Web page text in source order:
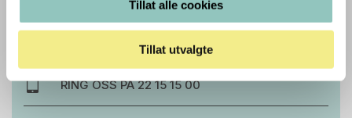
Tillat alle cookies
Tillat utvalgte
prosjekt?
Ta kontakt med oss så hjelper vi deg!
RING OSS PÅ 22 15 15 00